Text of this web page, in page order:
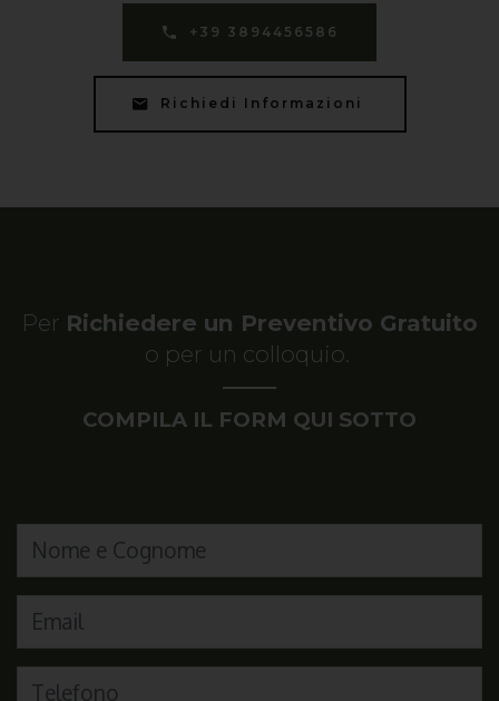
+39 3894456586
Richiedi Informazioni
Per Richiedere un Preventivo Gratuito
o per un colloquio.
COMPILA IL FORM QUI SOTTO